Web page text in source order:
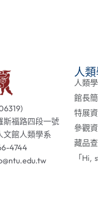
斯福路四段一號
文館人類學系
4744
人
人類
館長
特展
參觀
藏品
「Hi,